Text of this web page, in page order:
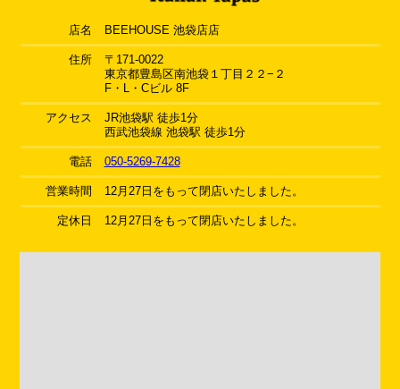
店名 BEEHOUSE 池袋店店
住所
〒171-0022
東京都豊島区南池袋１丁目２２−２
F・L・Cビル 8F
アクセス
JR池袋駅 徒歩1分
西武池袋線 池袋駅 徒歩1分
電話 050-5269-7428
営業時間 12月27日をもって閉店いたしました。
定休日 12月27日をもって閉店いたしました。